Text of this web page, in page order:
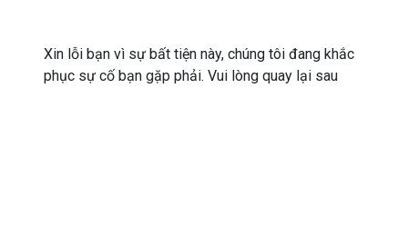
Xin lỗi bạn vì sự bất tiện này, chúng tôi đang khắc
phục sự cố bạn gặp phải. Vui lòng quay lại sau